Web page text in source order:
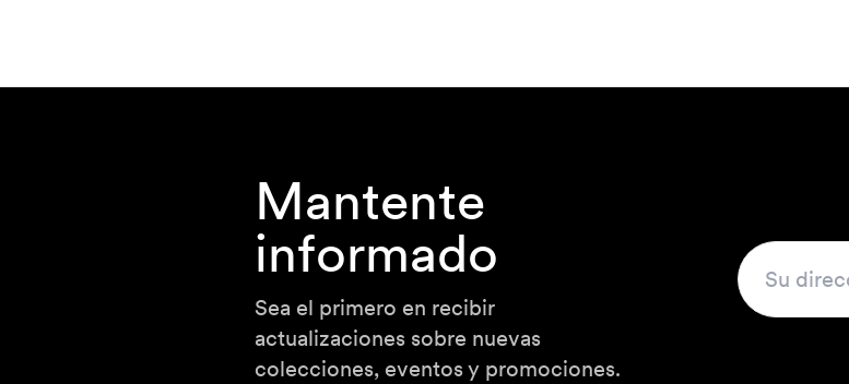
Mantente
informado
Sea el primero en recibir
actualizaciones sobre nuevas
colecciones, eventos y promociones.